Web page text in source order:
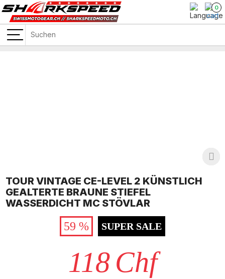
0
TOUR VINTAGE CE-LEVEL 2 KÜNSTLICH
GEALTERTE BRAUNE STIEFEL
WASSERDICHT MC STÖVLAR
59 % SUPER SALE
118 Chf